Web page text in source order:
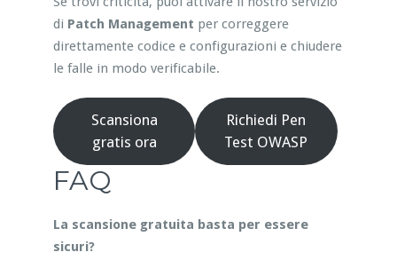
di Patch Management per correggere
direttamente codice e configurazioni e chiudere
le falle in modo verificabile.
Scansiona
gratis ora
Richiedi Pen
Test OWASP
FAQ
La scansione gratuita basta per essere
sicuri?